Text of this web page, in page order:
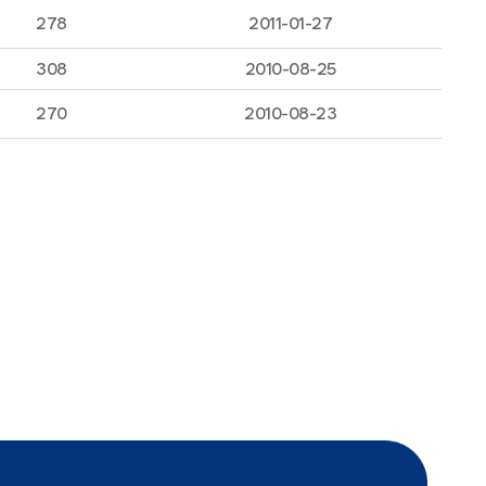
278 2011-01-27
308 2010-08-25
270 2010-08-23